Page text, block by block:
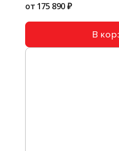
от 175 890 ₽
В